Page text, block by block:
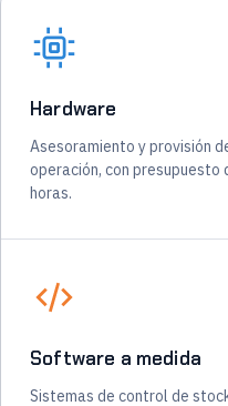
Hardware
Asesoramiento y provisión
operación, con
horas.
Software a medida
Sistemas de control de